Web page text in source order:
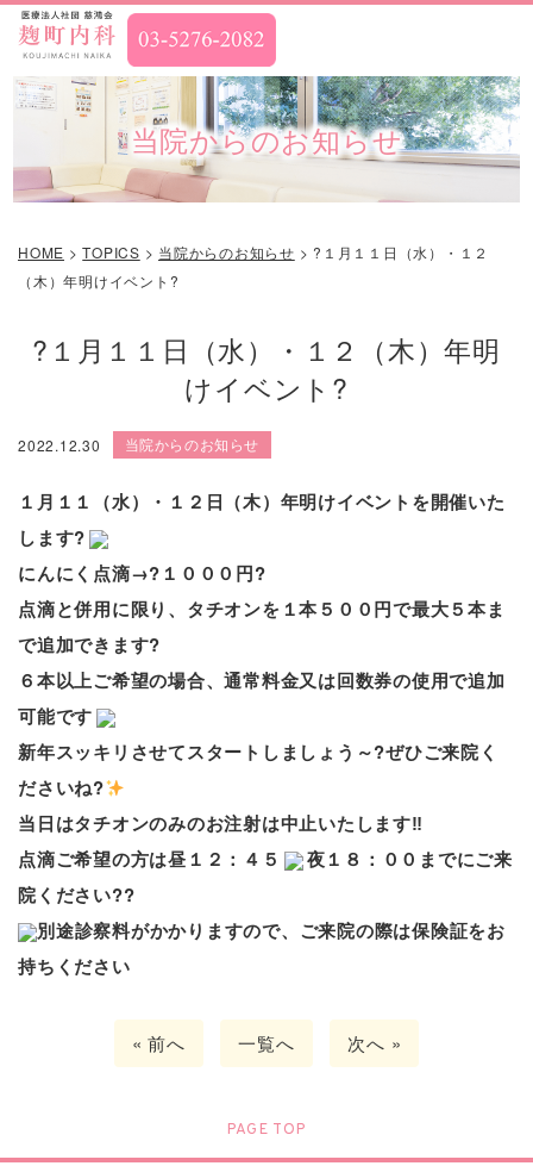
当院からのお知らせ
HOME >TOPICS > 当院からのお知らせ > ?１月１１日（水）・１２
（木）年明けイベント?
?１月１１日（水）・１２（木）年明
けイベント?
2022.12.30 当院からのお知らせ
１月１１（水）・１２日（木）年明けイベントを開催いた
します?
にんにく点滴→? １０００円?
点滴と併用に限り、タチオンを１本５００円で最大５本ま
で追加できます?
６本以上ご希望の場合、通常料金又は回数券の使用で追加
可能です
新年スッキリさせてスタートしましょう～?ぜひご来院く
ださいね?
当日はタチオンのみのお注射は中止いたします‼
点滴ご希望の方は昼１２：４５
夜１８：００までにご来
院ください??
別途診察料がかかりますので、ご来院の際は保険証をお
持ちください
« 前へ 一覧へ 次へ »
PAGE TOP